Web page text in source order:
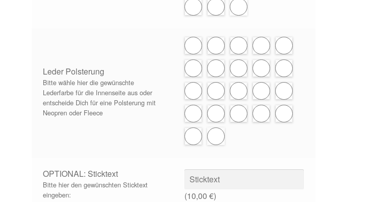
Leder Polsterung
Bitte wähle hier die gewünschte
Lederfarbe für die Innenseite aus oder
entscheide Dich für eine Polsterung mit
Neopren oder Fleece
OPTIONAL: Sticktext
Bitte hier den gewünschten Sticktext
eingeben:
(10,00€)